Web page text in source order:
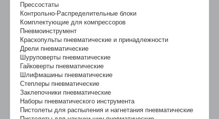
Прессостаты
Контрольно-Распределительные блоки
Комплектующие для компрессоров
Пневмоинструмент
Краскопульты пневматические и принадлежности
Дрели пневматические
Шуруповерты пневматические
Гайковерты пневматические
Шлифмашины пневматические
Степлеры пневматические
Заклепочники пневматические
Наборы пневматического инструмента
Пистолеты для распыления и нагнетания пневматические